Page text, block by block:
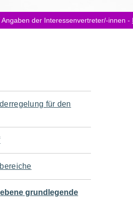
der Interessenvertreter/-innen -
für den
grundlegende